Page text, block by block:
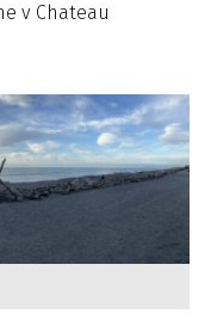
v Chateau